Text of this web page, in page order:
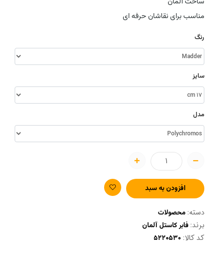
مناسب برای نقاشان حرفه ای
رنگ
سایز
مدل
افزودن به سبد
دسته: محصولات
برند: فابر کاستل آلمان
کد کالا: